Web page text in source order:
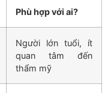
Phù hợp với ai?
Người lớn tuổi, ít
quan tâm đến
thẩm mỹ